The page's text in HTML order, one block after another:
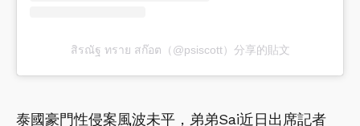
สิรณัฐ ทราย สก๊อต（@psiscott）分享的貼文
泰國豪門性侵案風波未平，弟弟Sai近日出席記者